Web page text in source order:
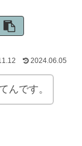
2024.06.05
んです。